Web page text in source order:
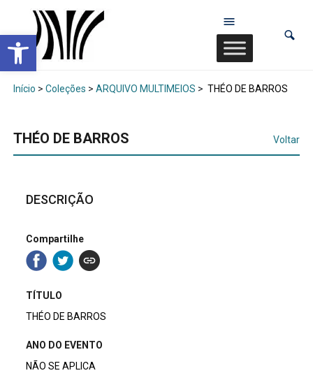
Abrir a barra de ferramentas
Início > Coleções > ARQUIVO MULTIMEIOS > THÉO DE BARROS
THÉO DE BARROS Voltar
DESCRIÇÃO
Compartilhe
TÍTULO
THÉO DE BARROS
ANO DO EVENTO
NÃO SE APLICA